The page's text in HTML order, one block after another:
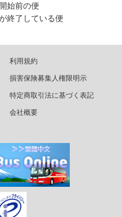
始前の便
終了している便
利用規約
損害保険募集人権限明示
特定商取引法に基づく表記
会社概要